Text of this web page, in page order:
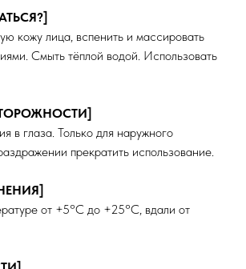
кожу лица, вспенить и массировать
Смыть тёплой водой. Использовать
в глаза. Только для наружного
прекратить использование.
от +5°C до +25°C, вдали от
ARNO COSMETICS ®
Все права защищены